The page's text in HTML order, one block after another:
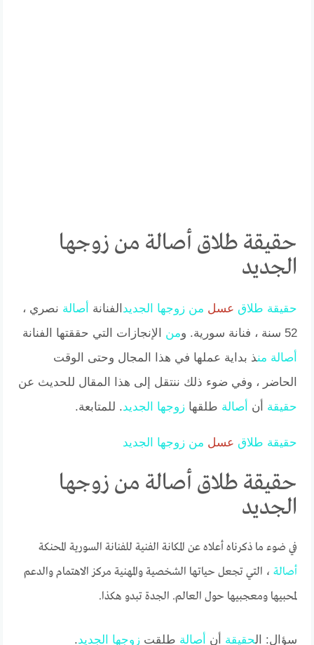
حقيقة طلاق أصالة من زوجها
الجديد
حقيقة طلاق عسل من زوجها الجديد الفنانة أصالة نصري ،
52 سنة ، فنانة سورية. و
من الإنجازات التي حققتها الفنانة
أصالة منذ بداية عملها في هذا المجال وحتى الوقت
الحاضر ، وفي ضوء ذلك ننتقل إلى هذا المقال للحديث عن
حقيقة أن أصالة طلقهازوجها الجديد. للمتابعة.
حقيقة طلاق عسل من زوجها الجديد
حقيقة طلاق أصالة من زوجها
الجديد
في ضوء ما ذكرناه أعلاه عن المكانة الفنية للفنانة السورية المحنكة
أصالة ، التي تجعل حياتها الشخصية والمهنية مركز الاهتمام والدعم
لمحبيها ومعجبيها حول العالم. الجدة تبدو هكذا.
سؤال: الحقيقة أن أصالة طلقتزوجها الجديد.